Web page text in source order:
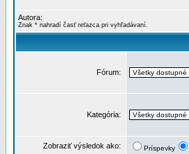
Autora:
Znak * nahradí časť reťazca pri vyhľadávaní.
Fórum:
Kategória:
Zobraziť výsledok ako: Príspevky